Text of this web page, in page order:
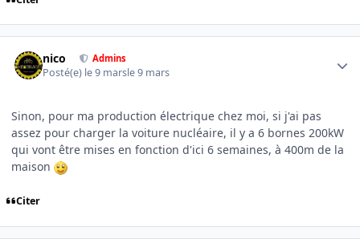
nico Admins
Posté(e) le 9 marsle 9 mars
Sinon, pour ma production électrique chez moi, si j'ai pas
assez pour charger la voiture nucléaire, il y a 6 bornes 200kW
qui vont être mises en fonction d'ici 6 semaines, à 400m de la
maison
Citer